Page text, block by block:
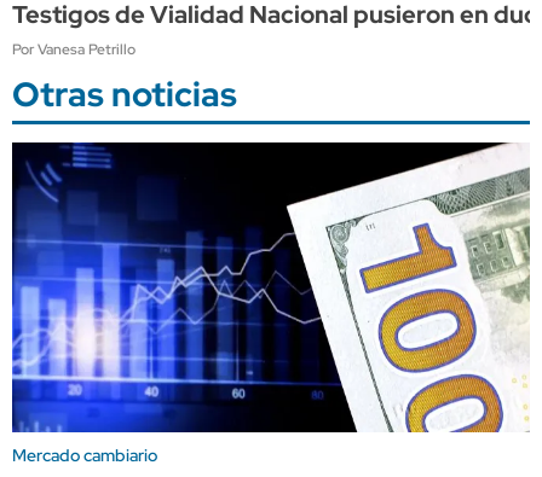
Testigos de Vialidad Nacional pusieron en
Por Vanesa Petrillo
Otras noticias
Mercado cambiario